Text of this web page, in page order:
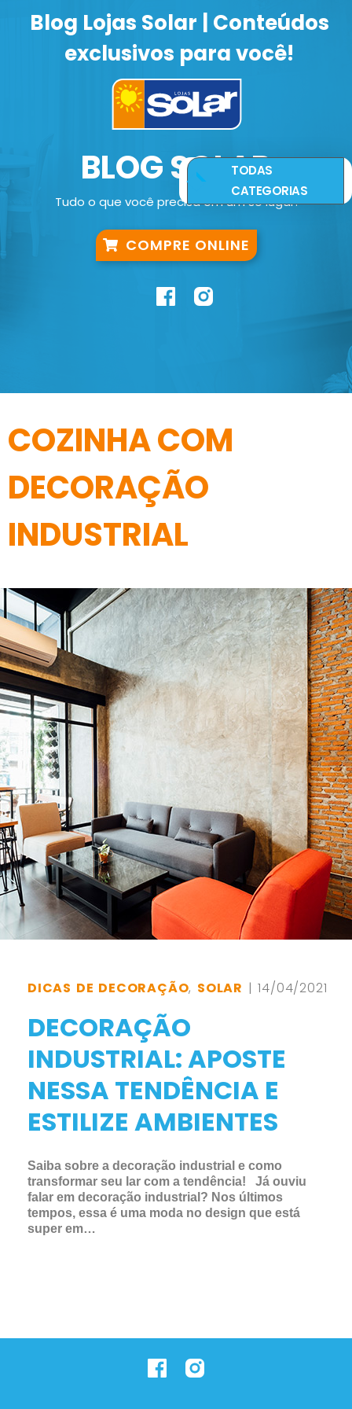
Blog Lojas Solar | Conteúdos
exclusivos para você!
BLOG SOLAR
Tudo o que você precisa em um só lugar!
COMPRE ONLINE
TODAS
CATEGORIAS
COZINHA COM
DECORAÇÃO
INDUSTRIAL
DICAS DE DECORAÇÃO, SOLAR | 14/04/2021
DECORAÇÃO
INDUSTRIAL: APOSTE
NESSA TENDÊNCIA E
ESTILIZE AMBIENTES
Saiba sobre a decoração industrial e como
transformar seu lar com a tendência! Já ouviu
falar em decoração industrial? Nos últimos
tempos, essa é uma moda no design que está
super em…